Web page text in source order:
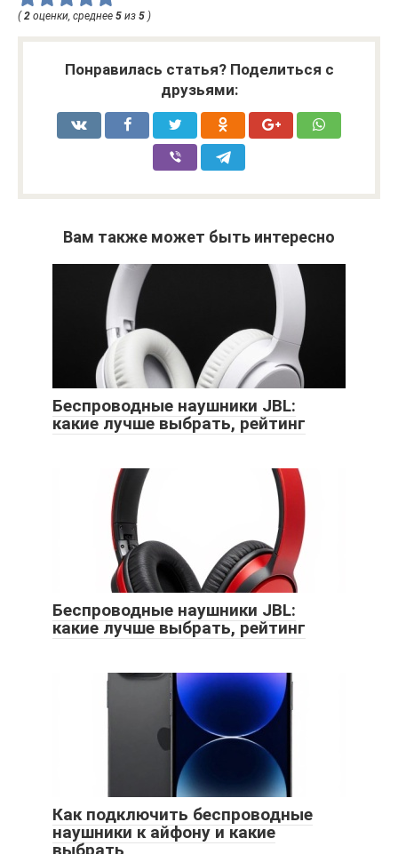
( 2 оценки, среднее 5 из 5 )
Понравилась статья? Поделиться с
друзьями:
Вам также может быть интересно
Беспроводные наушники JBL:
какие лучше выбрать, рейтинг
Беспроводные наушники JBL:
какие лучше выбрать, рейтинг
Как подключить беспроводные
наушники к айфону и какие